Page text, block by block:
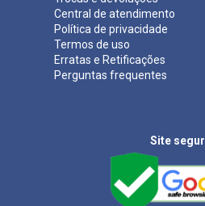
Central de atendimento
Política de privacidade
Termos de uso
Erratas e Retificações
Perguntas frequentes
Site